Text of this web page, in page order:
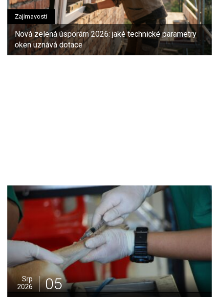
Zajímavosti
Nová zelená úsporám 2026: jaké technické parametry
oken uznává dotace
Srp
2026
05